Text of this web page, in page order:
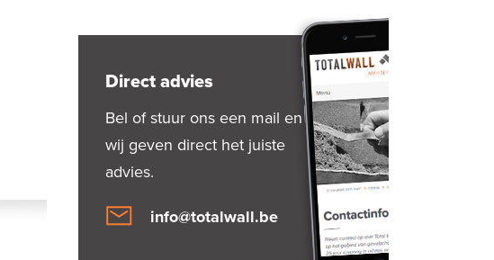
Direct advies
Bel of stuur ons een mail en
wij geven direct het juiste
advies.
info@totalwall.be